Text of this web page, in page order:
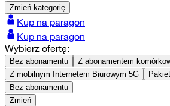
Zmień kategorię
Kup na paragon
Kup na paragon
Wybierz ofertę:
Bez abonamentu
Z abonamentem
Z mobilnym Internetem Biurowym 5G
Bez abonamentu
Zmień